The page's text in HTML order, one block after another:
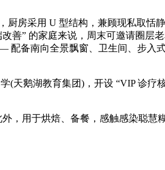
房采用 U 型结构，兼顾现私取恬
善” 的家庭来说，周末可邀请圈层
备南向全景飘窗、卫生间、步入
鹅湖教育集团)，开设 “VIP 诊疗
用于烘焙、备餐，感触感染聪慧糊